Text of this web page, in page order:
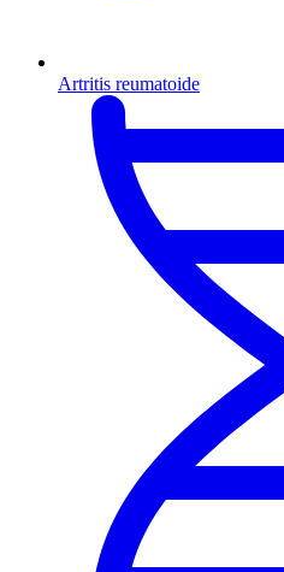
Artritis reumatoide